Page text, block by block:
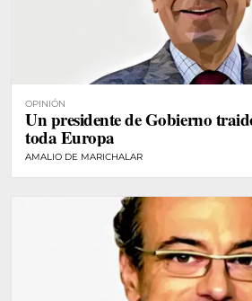
OPINIÓN
Un presidente de Gobierno
toda Europa
AMALIO DE MARICHALAR